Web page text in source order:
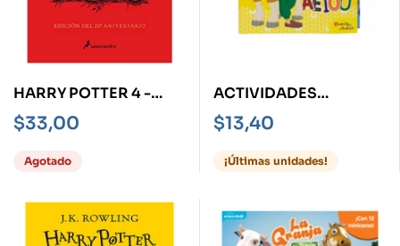
HARRY POTTER 4 -
GRYFFINDOR- Y EL
CÁLIZ DE FUEGO
$33,00
Agotado
ACTIVIDADES
DIVERTIDAS -LA
GRANJA DE ZENÓN-
$13,40
¡Últimas unidades!